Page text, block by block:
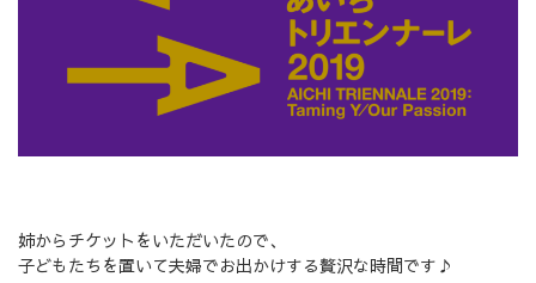
姉からチケットをいただいたので、
子どもたちを置いて夫婦でお出かけする贅沢な時間です♪